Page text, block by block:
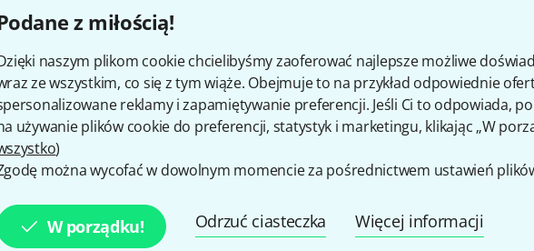
z miłością!
naszym plikom cookie chcielibyśmy zaoferować najlepsze możliwe
ze wszystkim, co się z tym wiąże. Obejmuje to na przykład odpowiednie
reklamy i zapamiętywanie preferencji. Jeśli Ci to odpowiada,
używanie plików cookie do preferencji, statystyk i marketingu, klikając „W
)
można wycofać w dowolnym momencie za pośrednictwem ustawień
W porządku! Odrzuć ciasteczka Więcej informacji
Udostępnij Pomoc i opinie
polskim, a przy
z50 bonów
E-mail*